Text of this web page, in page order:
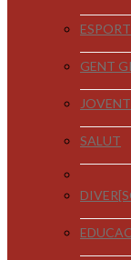
GENT
SALUT